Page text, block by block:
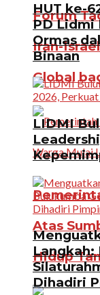
Forum
Iran-
Global
Atas
Hidup
HUT ke-
PD Lidmi
Ormas
Binaan
LIDMI
Langkah:
Dihadiri